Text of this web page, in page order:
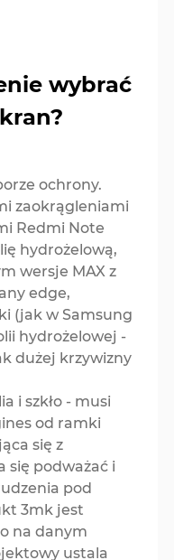
wybrać
ochrony.
zaokrągleniami
Redmi Note
hydrożelową,
wersje MAX z
edge,
(jak w Samsung
hydrożelowej -
dużej krzywizny
i szkło - musi
od ramki
się z
się podważać i
pod
3mk jest
na danym
ustala